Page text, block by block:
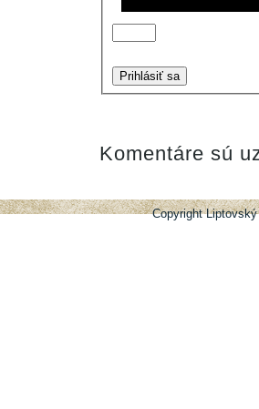
Prihlásiť sa
Komentáre sú
Copyright